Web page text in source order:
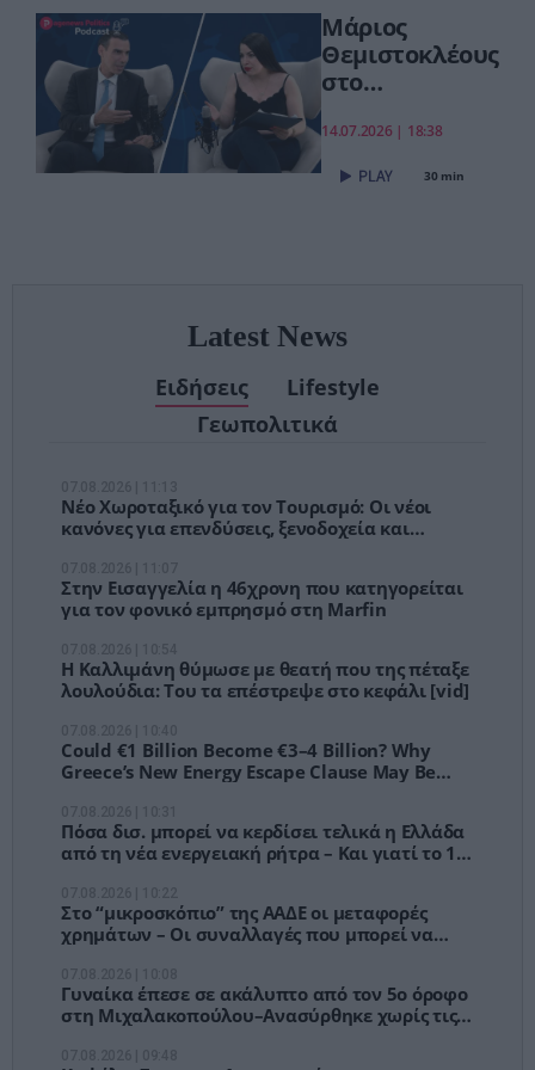
δυναμικά»
Μάριος
Θεμιστοκλέους
στο
«Το νέο ΕΣΥ
είναι ήδη εδώ
– Τέλος στις
14.07.2026 | 18:38
30 min
Latest News
Ειδήσεις
Lifestyle
Γεωπολιτικά
Νέο Χωροταξικό για τον Τουρισμό: Οι νέοι
κανόνες για επενδύσεις, ξενοδοχεία και
Στην Εισαγγελία η 46χρονη που κατηγορείται
για τον φονικό εμπρησμό στη Marfin
Η Καλλιμάνη θύμωσε με θεατή που της πέταξε
λουλούδια: Του τα επέστρεψε στο κεφάλι [vid]
Could €1 Billion Become €3–4 Billion? Why
Greece’s New Energy Escape Clause May Be
Πόσα δισ. μπορεί να κερδίσει τελικά η Ελλάδα
από τη νέα ενεργειακή ρήτρα – Και γιατί το 1
Στο “μικροσκόπιο” της ΑΑΔΕ οι μεταφορές
χρημάτων – Οι συναλλαγές που μπορεί να
Γυναίκα έπεσε σε ακάλυπτο από τον 5ο όροφο
στη Μιχαλακοπούλου–Ανασύρθηκε χωρίς τις